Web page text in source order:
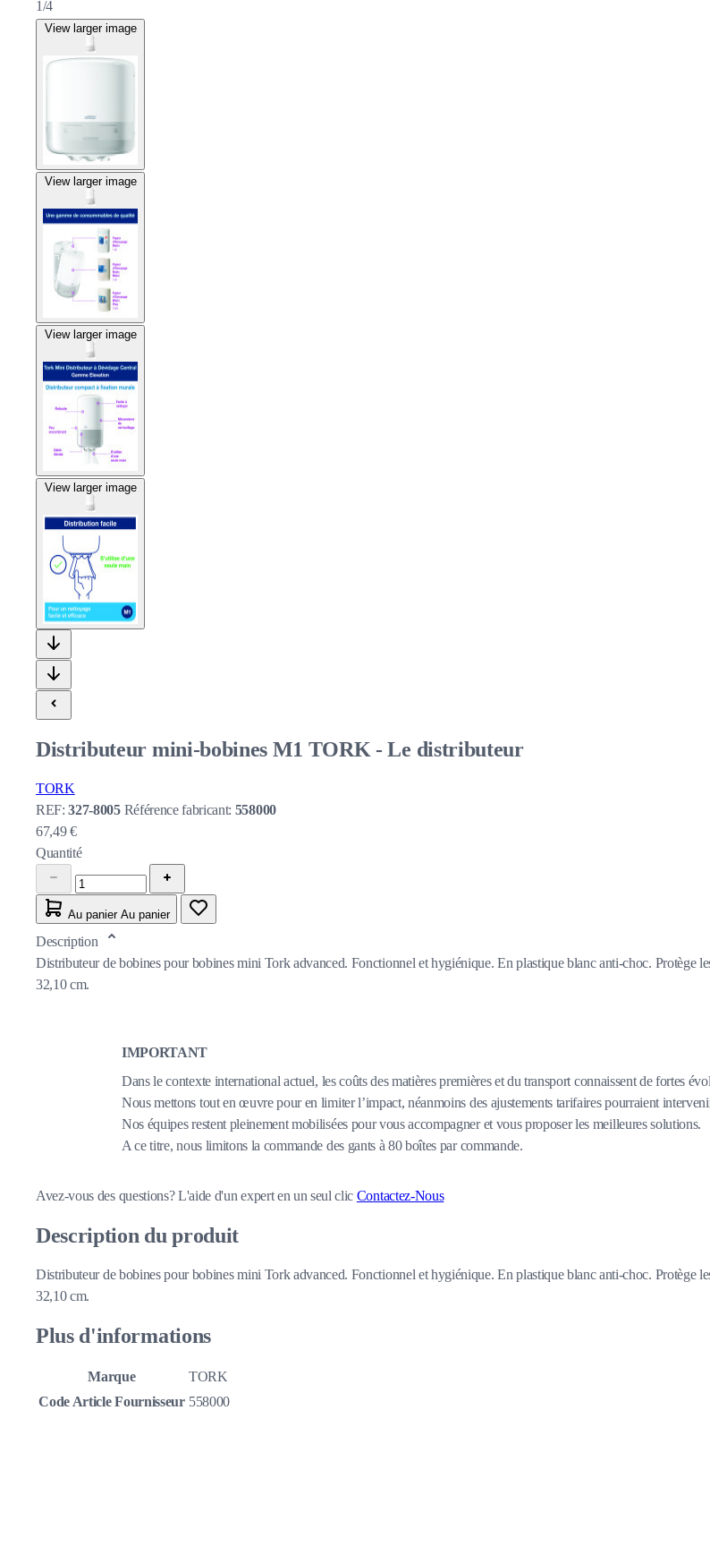
1/4
View larger image
View larger image
View larger image
View larger image
Distributeur mini-bobines M1 TORK - Le distributeur
TORK
REF:327-8005 Référence fabricant: 558000
67,49 €
Quantité
Au panier Au panier
Description
Distributeur de bobines pour bobines mini Tork advanced. Fonctionnel et hygiénique. En plastique blanc anti-choc. Protège
32,10 cm.
IMPORTANT
Dans le contexte international actuel, les coûts des matières premières et du transport connaissent de fortes
Nous mettons tout en œuvre pour en limiter l’impact, néanmoins des ajustements tarifaires pourraient
Nos équipes restent pleinement mobilisées pour vous accompagner et vous proposer les meilleures solutions.
A ce titre, nous limitons la commande des gants à 80 boîtes par commande.
Avez-vous des questions?L'aide d'un expert en un seul clic Contactez-Nous
Description du produit
Distributeur de bobines pour bobines mini Tork advanced. Fonctionnel et hygiénique. En plastique blanc anti-choc. Protège
32,10 cm.
Plus d'informations
Marque
TORK
Code Article Fournisseur 558000